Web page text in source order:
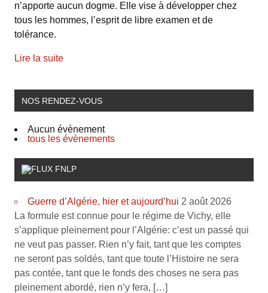
n’apporte aucun dogme. Elle vise à développer chez
tous les hommes, l’esprit de libre examen et de
tolérance.
Lire la suite
NOS RENDEZ-VOUS
Aucun évènement
tous les évènements
FNLP
Guerre d’Algérie, hier et aujourd’hui 2 août 2026
La formule est connue pour le régime de Vichy, elle
s’applique pleinement pour l’Algérie: c’est un passé qui
ne veut pas passer. Rien n’y fait, tant que les comptes
ne seront pas soldés, tant que toute l’Histoire ne sera
pas contée, tant que le fonds des choses ne sera pas
pleinement abordé, rien n’y fera, […]